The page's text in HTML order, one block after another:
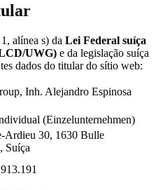
alínea s) da Lei Federal suíça
UWG) e da legislação suíça
dados do titular do sítio web:
Inh. Alejandro Espinosa
(Einzelunternehmen)
Ardieu 30, 1630 Bulle
Suíça